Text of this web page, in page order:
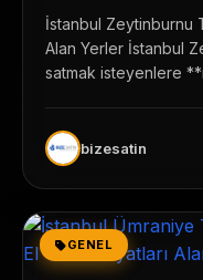
İstanbul Zeytinburnu
Alan Yerler İstanbul
satmak isteyenlere
bizesatin
GENEL